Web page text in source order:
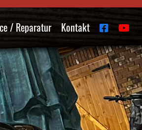
/ Reparatur Kontakt